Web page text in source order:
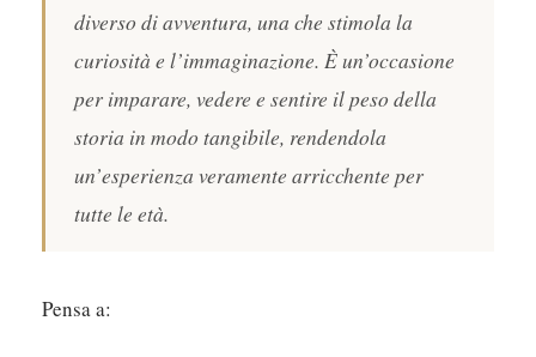
diverso di avventura, una che stimola la
curiosità e l’immaginazione. È un’occasione
per imparare, vedere e sentire il peso della
storia in modo tangibile, rendendola
un’esperienza veramente arricchente per
tutte le età.
Pensa a: